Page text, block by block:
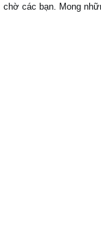
chờ các bạn. Mong